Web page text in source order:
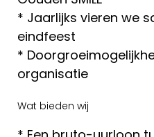
* Jaarlijks vieren we
eindfeest
*
organisatie
Wat bieden wij